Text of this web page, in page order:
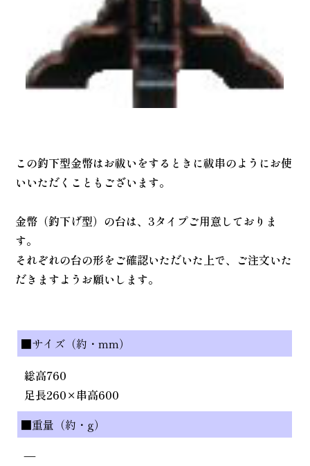
この釣下型金幣はお祓いをするときに祓串のようにお使
いいただくこともございます。
金幣（釣下げ型）の台は、3タイプご用意しておりま
す。
それぞれの台の形をご確認いただいた上で、ご注文いた
だきますようお願いします。
■サイズ（約・mm）
総高760
足長260×串高600
■重量（約・g）
—